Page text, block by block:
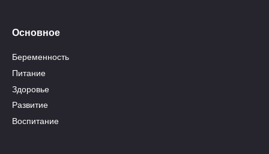
Основное
Беременность
Питание
Здоровье
Развитие
Воспитание